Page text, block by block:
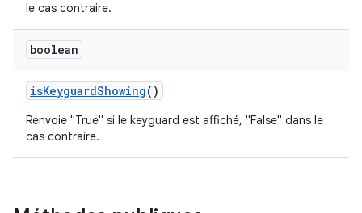
le cas contraire.
boolean
isKeyguardShowing()
Renvoie "True" si le keyguard est affiché, "False" dans le
cas contraire.